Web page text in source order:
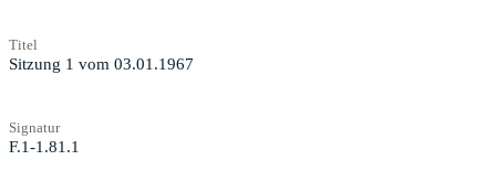
Titel
Sitzung 1 vom 03.01.1967
Signatur
F.1-1.81.1